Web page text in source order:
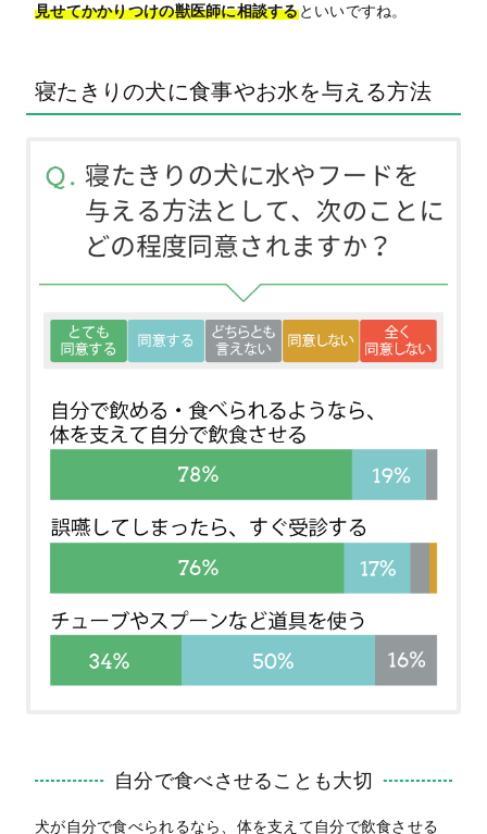
見せてかかりつけの獣医師に相談するといいですね。
寝たきりの犬に食事やお水を与える方法
自分で食べさせることも大切
犬が自分で食べられるなら、体を支えて自分で飲食させる